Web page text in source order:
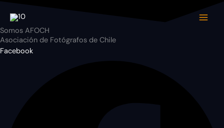
contenido
Somos AFOCH
Asociación de Fotógrafos de Chile
Facebook